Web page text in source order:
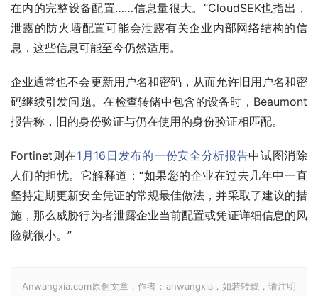
在内的完整设备配置……信息量很大。”CloudSEK也指出，
泄露的防火墙配置可能会泄露有关企业内部网络结构的信
息，这些信息可能至今仍然适用。
企业通常也不会更新用户名和密码，从而允许旧用户名和密
码继续引发问题。在检查转储中包含的设备时，Beaumont
报告称，旧的身份验证与仍在使用的身份验证相匹配。
Fortinet则在1月16日发布的一份安全分析报告中试图消除
人们的担忧。它解释道：“如果您的企业在过去几年中一直
坚持定期更新安全凭证的常规最佳做法，并采取了建议的措
施，那么威胁行为者泄露企业当前配置或凭证详细信息的风
险就很小。”
Anwangxia.com原创文章，作者：anwangxia，如若转载，请注明